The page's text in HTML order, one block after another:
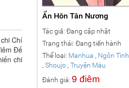
Chí
Đế
chi
Đi Mà!
Ẩn Hôn Tân Nương
Tác giả: Đang cập nhật
Trạng thái: Đang tiến hành
Thể loại: Manhua , Ngôn Tình
, Shoujo , Truyện Màu
Đánh giá: 9 điêm